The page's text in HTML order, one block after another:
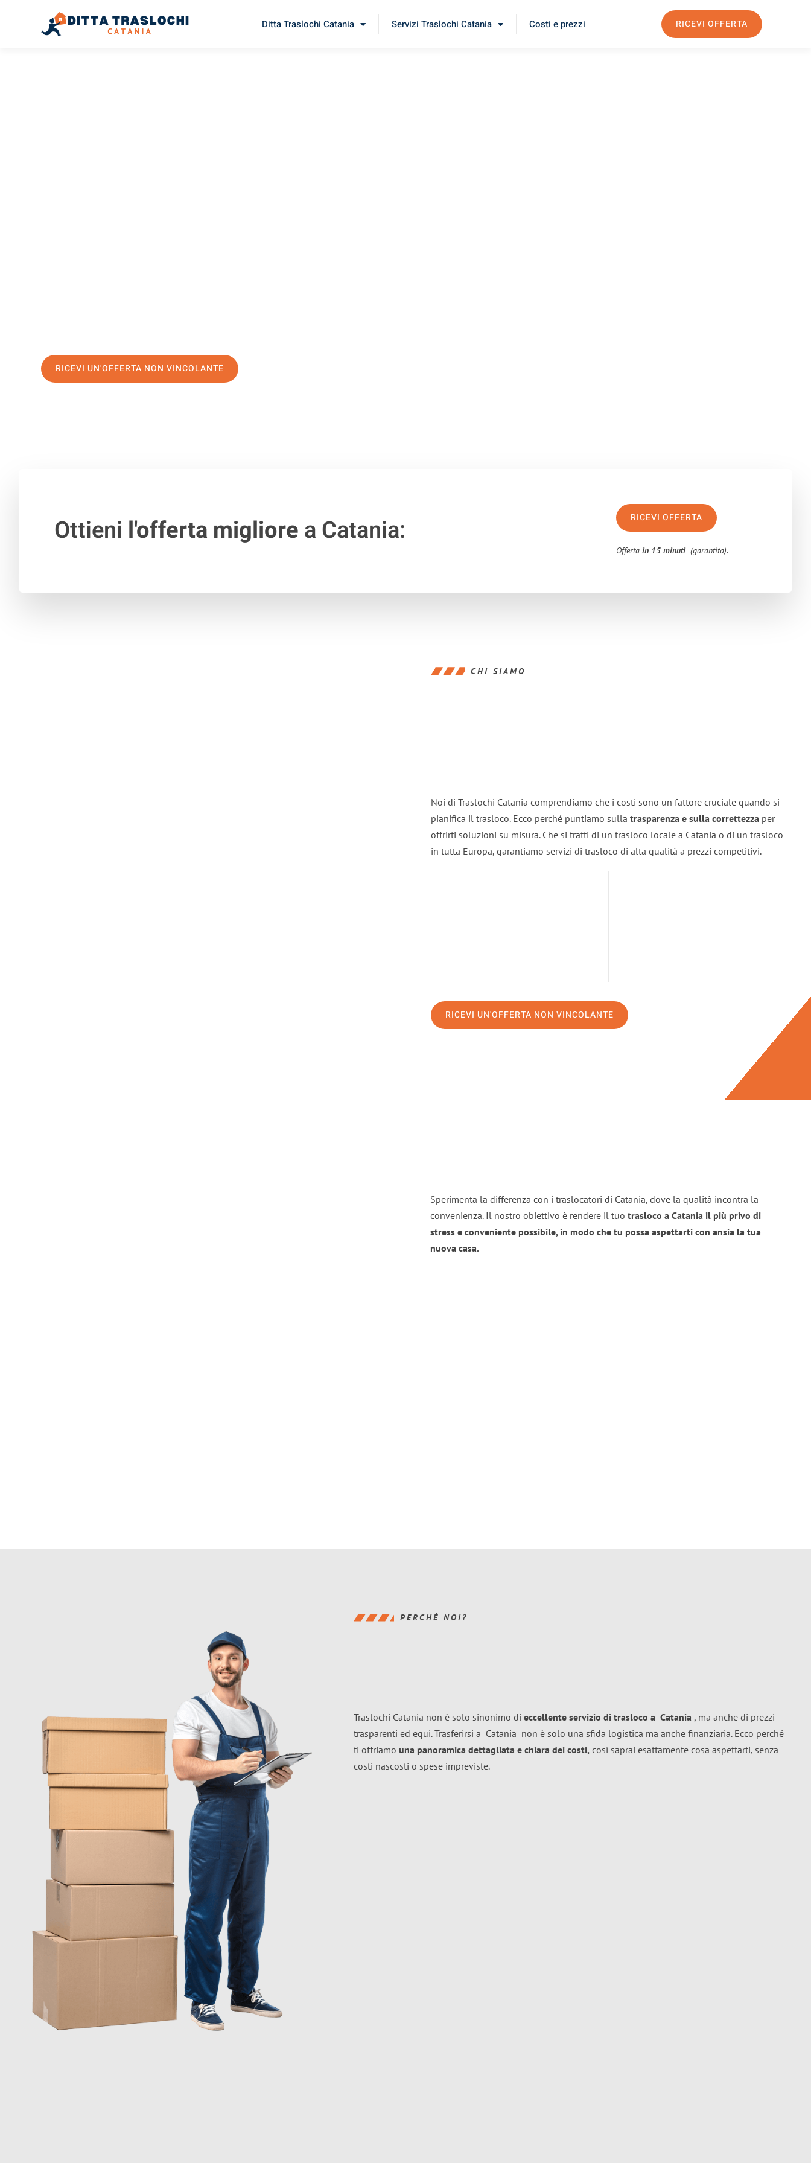
Ditta Traslochi Catania Servizi Traslochi Catania Costi e prezzi RICEVI OFFERTA
RICEVI UN'OFFERTA NON VINCOLANTE
Ottieni l'offerta migliorea Catania: RICEVI OFFERTA
Offertain 15 minuti (garantita).
CHI SIAMO
Noi di Traslochi Catania comprendiamo che i costi sono un fattore cruciale quando si
pianifica il trasloco. Ecco perché puntiamo sulla trasparenza e sulla correttezza per
offrirti soluzioni su misura. Che si tratti di un trasloco locale a Catania o di un trasloco
in tutta Europa, garantiamo servizi di trasloco di alta qualità a prezzi competitivi.
RICEVI UN'OFFERTA NON VINCOLANTE
Sperimenta la differenza con i traslocatori di Catania, dove la qualità incontra la
convenienza. Il nostro obiettivo è rendere il tuo trasloco a Catania il più privo di
stress e conveniente possibile, in modo che tu possa aspettarti con ansia la tua
nuova casa.
PERCHÉ NOI?
Traslochi Catania non è solo sinonimo di eccellente servizio di trasloco a Catania , ma anche di prezzi
trasparenti ed equi. Trasferirsi a Catania non è solo una sfida logistica ma anche finanziaria. Ecco perché
ti offriamo una panoramica dettagliata e chiara dei costi, così saprai esattamente cosa aspettarti, senza
costi nascosti o spese impreviste.